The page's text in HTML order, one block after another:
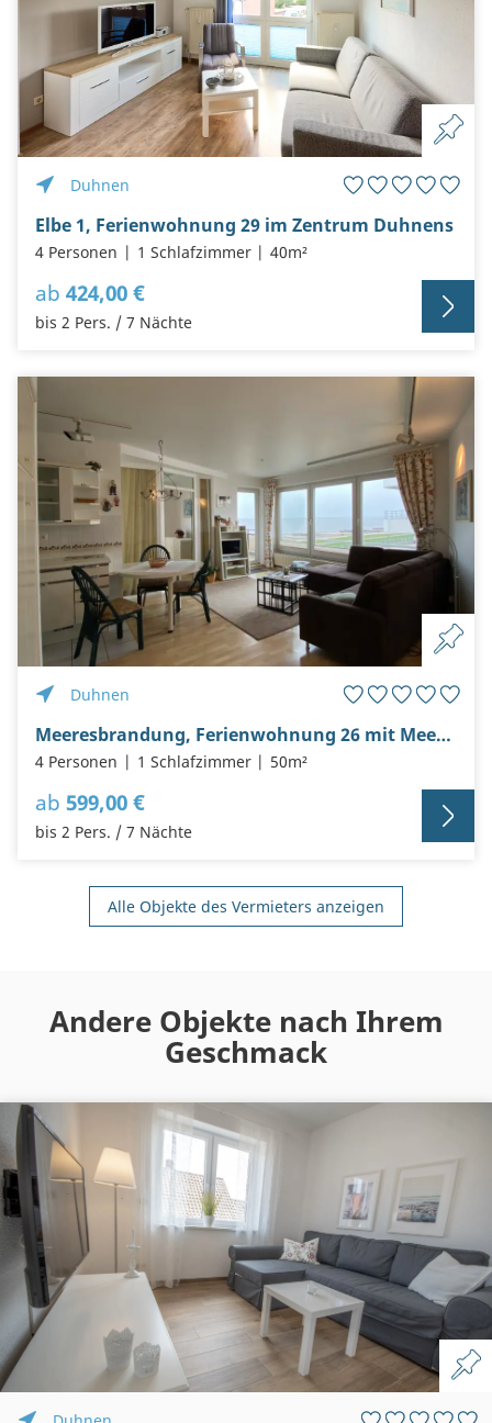
Duhnen
Elbe 1, Ferienwohnung 29 im Zentrum Duhnens
4 Personen 1 Schlafzimmer 40m²
ab 424,00 €
bis 2 Pers. / 7 Nächte
Duhnen
Meeresbrandung, Ferienwohnung 26 mit Meerblick
4 Personen 1 Schlafzimmer 50m²
ab 599,00 €
bis 2 Pers. / 7 Nächte
Alle Objekte des Vermieters anzeigen
Andere Objekte nach Ihrem
Geschmack